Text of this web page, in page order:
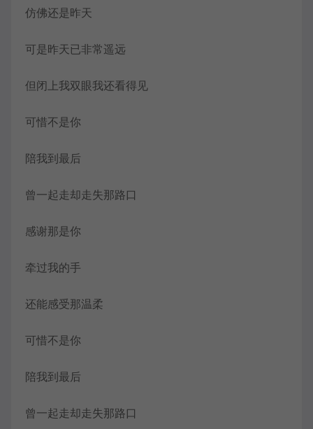
仿佛还是昨天
可是昨天已非常遥远
但闭上我双眼我还看得见
可惜不是你
陪我到最后
曾一起走却走失那路口
感谢那是你
牵过我的手
还能感受那温柔
可惜不是你
陪我到最后
曾一起走却走失那路口